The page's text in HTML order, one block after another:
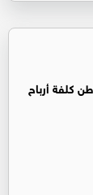
كلفة أرباح